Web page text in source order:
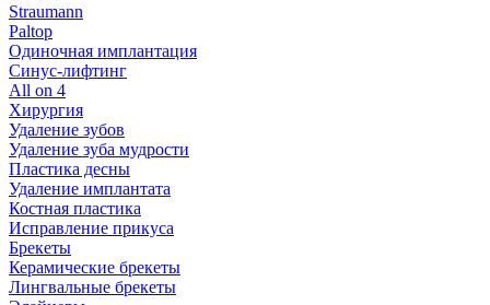
Straumann
Paltop
Одиночная имплантация
Синус-лифтинг
All on 4
Хирургия
Удаление зубов
Удаление зуба мудрости
Пластика десны
Удаление имплантата
Костная пластика
Исправление прикуса
Брекеты
Керамические брекеты
Лингвальные брекеты